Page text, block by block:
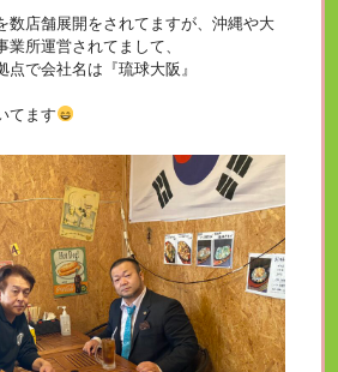
数店舗展開をされてますが、沖縄や大
所運営されてまして、
で会社名は『琉球大阪』
てます